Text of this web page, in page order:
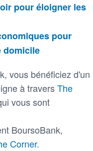
pour éloigner les
pour
domicile
vous bénéficiez d'un
à traversThe
vous sont
BoursoBank,
Corner.